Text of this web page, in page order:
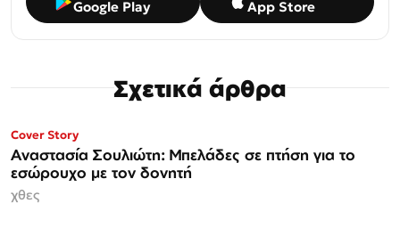
Google Play App Store
Σχετικά άρθρα
ΜΟΝΟ ΣΤΗΝ
Espresso
Cover Story
Αναστασία Σουλιώτη: Μπελάδες σε πτήση για το
εσώρουχο με τον δονητή
χθες